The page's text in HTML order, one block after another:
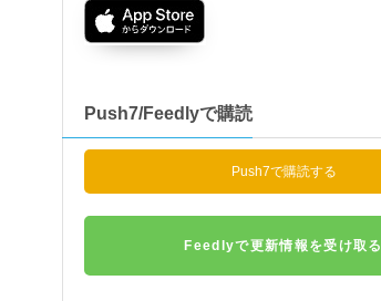
Push7/Feedlyで購読
Push7で購読する
Feedlyで更新情報を受け取る